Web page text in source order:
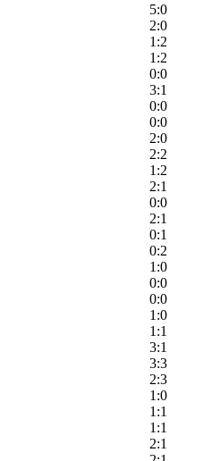
5:0
2:0
1:2
1:2
0:0
3:1
0:0
0:0
2:0
2:2
1:2
2:1
0:0
2:1
0:1
0:2
1:0
0:0
0:0
1:0
1:1
3:1
3:3
2:3
1:0
1:1
1:1
2:1